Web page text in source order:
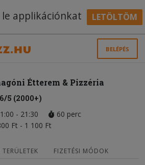
applikációnkat LETÖLTÖM
BELÉPÉS
Étterem & Pizzéria
5 (2000+)
- 21:30
60 perc
Ft - 1 100 Ft
FIZETÉSI MÓDOK